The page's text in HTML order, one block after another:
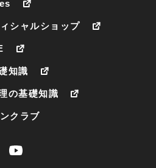
シャルショップ
知識
の基礎知識
クラブ